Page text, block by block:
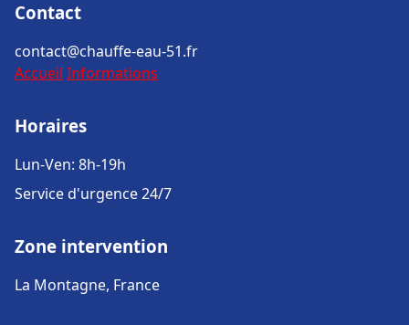
Contact
contact@chauffe-eau-51.fr
Accueil Informations
Horaires
Lun-Ven: 8h-19h
Service d'urgence 24/7
Zone intervention
La Montagne, France